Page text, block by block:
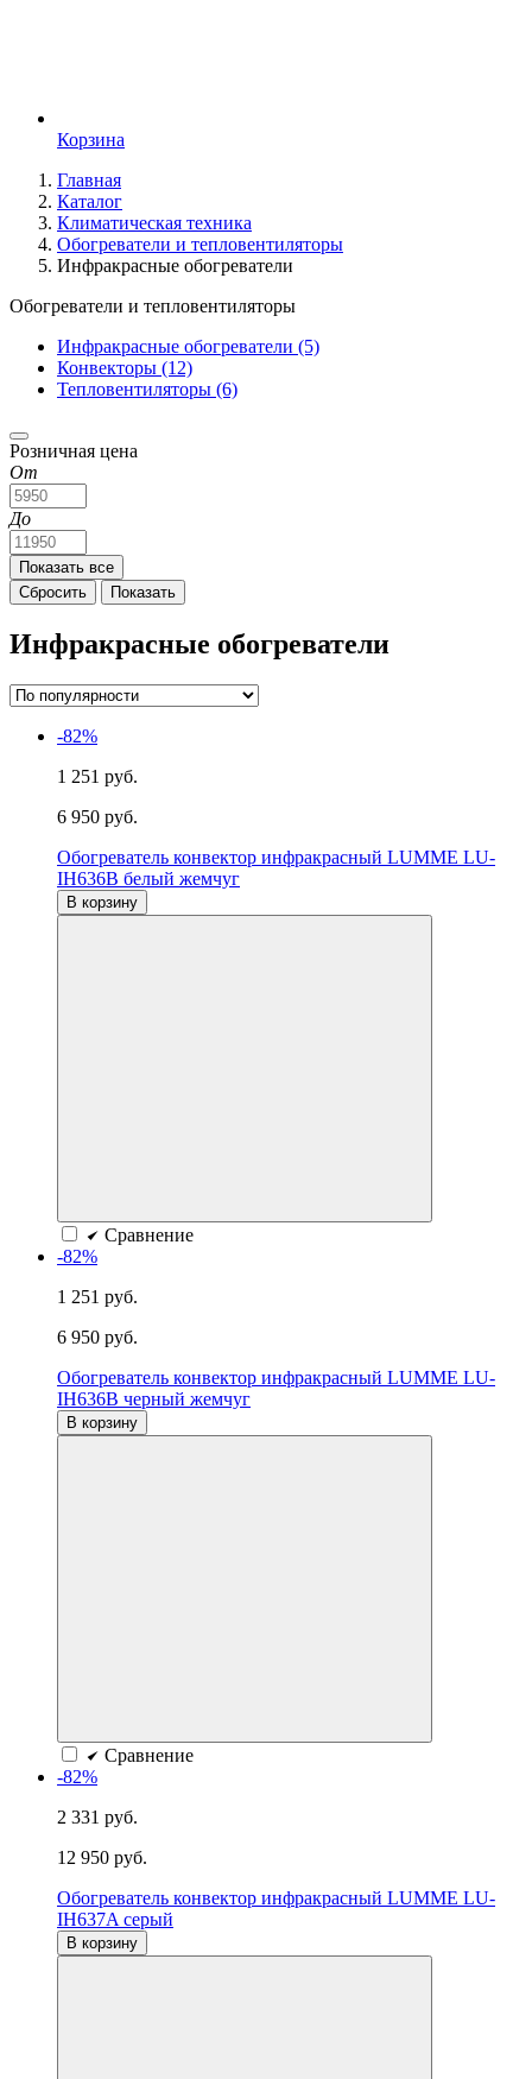
Корзина
Главная
Каталог
Климатическая техника
Обогреватели и тепловентиляторы
Инфракрасные обогреватели
Обогреватели и тепловентиляторы
Инфракрасные обогреватели (5)
Конвекторы (12)
Тепловентиляторы (6)
Розничная цена
От
До
Показать все
Инфракрасные обогреватели
-82%
1 251 руб.
6 950 руб.
Обогреватель конвектор инфракрасный LUMME LU-
IH636B белый жемчуг
В корзину
Сравнение
-82%
1 251 руб.
6 950 руб.
Обогреватель конвектор инфракрасный LUMME LU-
IH636B черный жемчуг
В корзину
Сравнение
-82%
2 331 руб.
12 950 руб.
Обогреватель конвектор инфракрасный LUMME LU-
IH637A серый
В корзину